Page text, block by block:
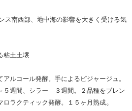
南西部、地中海の影響を大きく受ける気
粘土土壌
ルコール発酵。手によるピジャージュ。
週間、シラー ３週間。２品種をブレン
ロラクティック発酵。１５ヶ月熟成。